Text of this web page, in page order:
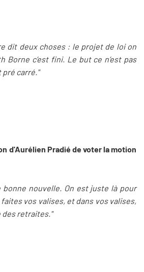
dit deux choses : le projet de loi on
Borne c’est fini. Le but ce n’est pas
carré."
d'Aurélien Pradié de voter la motion
bonne nouvelle. On est juste là pour
vos valises, et dans vos valises,
retraites."